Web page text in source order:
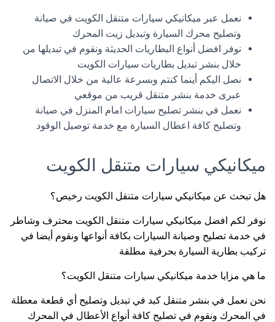
نعمل عبر ميكانيكي سيارات متنقل الكويت في صيانة
وتصليح محرك السيارة وتبديل زيت المحرك
نوفر افضل أنواع البطاريات الحديثة ونقوم في تبديلها من
خلال بنشر تبديل بطاريات سيارات الكويت
نصل اليكم أينما كنتم وبسرعة عالية من خلال الاتصال
عبرى خدمة بنشر متنقل قريب من موقعي
نعمل في بنشر تصليح سيارات امام المنزل في صيانة
وتصليح كافة اعطال السيارة مع خدمة توصيل الوقود.
ميكانيكي سيارات متنقل الكويت
هل تبحث عن ميكانيكي سيارات متنقل الكويت رخيص؟
نوفر لكم افضل ميكانيكي سيارات متنقل الكويت محترف وشاطر
في خدمة تصليح وصيانة السيارات بكافة أنواعها ونقوم أيضا في
تركيب بطارية السيارة بحرفية مطلقة
ما هي مزايا خدمة ميكانيكي سيارات متنقل الكويت؟
نحن نعمل في بنشر متنقل كبد في تبديل وتصليح أي قطعة معطلة
في المحرك ونقوم في تصليح كافة أنواع الأعطال في المحرك